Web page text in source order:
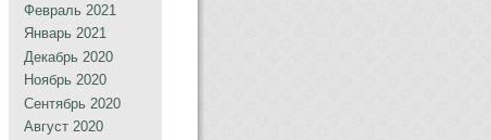
Февраль 2021
Январь 2021
Декабрь 2020
Ноябрь 2020
Сентябрь 2020
Август 2020